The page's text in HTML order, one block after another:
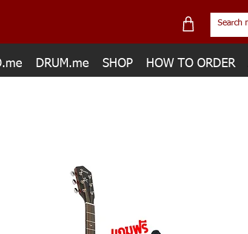
DRUM.me SHOP HOW TO ORDER